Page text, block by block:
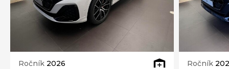
Ročník 2026 Ročník